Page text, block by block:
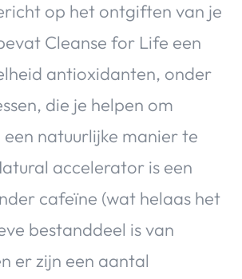
op het ontgiften van je
Cleanse for Life een
antioxidanten, onder
die je helpen om
natuurlijke manier te
accelerator is een
cafeïne (wat helaas het
bestanddeel is van
er zijn een aantal